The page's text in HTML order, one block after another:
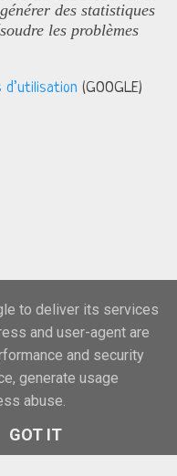
des statistiques
les problèmes
(GOOGLE)
to deliver its services
and user-agent are
and security
generate usage
abuse.
GOT IT